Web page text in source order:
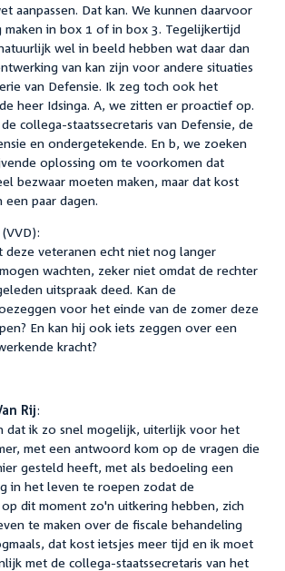
aanpassen. Dat kan. We kunnen daarvoor
maken in box 1 of in box 3. Tegelijkertijd
wel in beeld hebben wat daar dan
van kan zijn voor andere situaties
van Defensie. Ik zeg toch ook het
heer Idsinga. A, we zitten er proactief op.
collega-staatssecretaris van Defensie, de
en ondergetekende. En b, we zoeken
oplossing om te voorkomen dat
bezwaar moeten maken, maar dat kost
paar dagen.
(VVD):
deze veteranen echt niet nog langer
wachten, zeker niet omdat de rechter
uitspraak deed. Kan de
voor het einde van de zomer deze
En kan hij ook iets zeggen over een
kracht?
Rij:
dat ik zo snel mogelijk, uiterlijk voor het
met een antwoord kom op de vragen die
gesteld heeft, met als bedoeling een
in het leven te roepen zodat de
dit moment zo'n uitkering hebben, zich
te maken over de fiscale behandeling
dat kost ietsjes meer tijd en ik moet
met de collega-staatssecretaris van het